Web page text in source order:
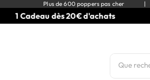
Plus de 600 poppers pas cher |
1 Cadeau dès 20€ d'achats